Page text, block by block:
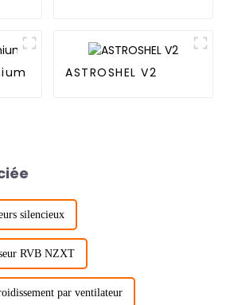
ASTROSHEL V2
silencieux
RVB NZXT
par ventilateur